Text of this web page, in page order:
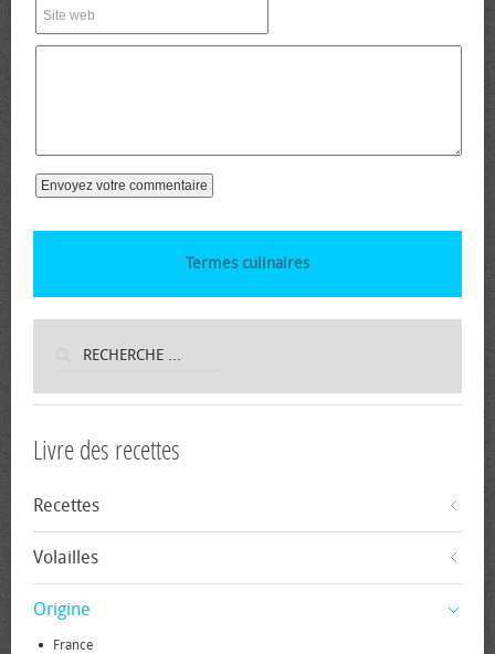
Termes culinaires
Livre des recettes
Recettes
Volailles
Origine
France